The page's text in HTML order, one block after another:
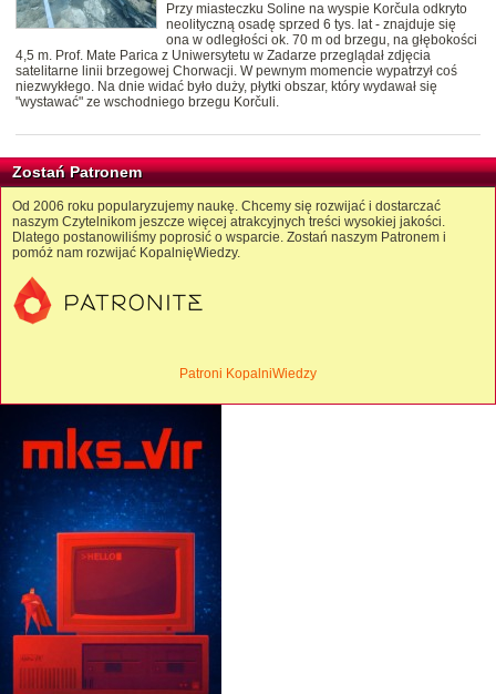
Przy miasteczku Soline na wyspie Korčula odkryto
neolityczną osadę sprzed 6 tys. lat - znajduje się
ona w odległości ok. 70 m od brzegu, na głębokości
4,5 m. Prof. Mate Parica z Uniwersytetu w Zadarze przeglądał zdjęcia
satelitarne linii brzegowej Chorwacji. W pewnym momencie wypatrzył coś
niezwykłego. Na dnie widać było duży, płytki obszar, który wydawał się
"wystawać" ze wschodniego brzegu Korčuli.
Zostań Patronem
Od 2006 roku popularyzujemy naukę. Chcemy się rozwijać i dostarczać
naszym Czytelnikom jeszcze więcej atrakcyjnych treści wysokiej jakości.
Dlatego postanowiliśmy poprosić o wsparcie. Zostań naszym Patronem i
pomóż nam rozwijać KopalnięWiedzy.
Patroni KopalniWiedzy